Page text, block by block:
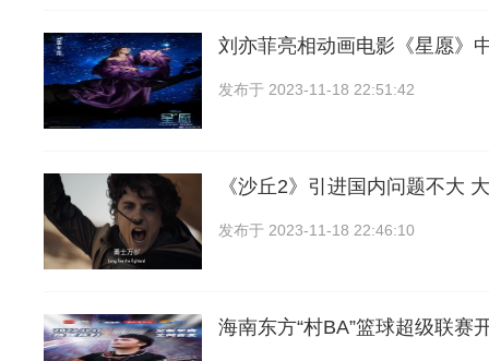
刘亦菲亮相动画电影《星愿》
发布于 2023-11-18 22:51:42
《沙丘2》引进国内问题不大
发布于 2023-11-18 22:46:10
海南东方“村BA”篮球超级联赛